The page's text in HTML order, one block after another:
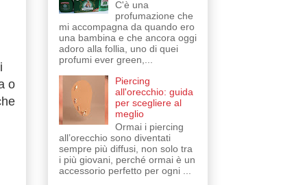
o
C'è una
profumazione che
mi accompagna da quando ero
una bambina e che ancora oggi
adoro alla follia, uno di quei
profumi ever green,...
Piercing
all'orecchio: guida
per scegliere al
meglio
Ormai i piercing
all’orecchio sono diventati
sempre più diffusi, non solo tra
i più giovani, perché ormai è un
accessorio perfetto per ogni ...